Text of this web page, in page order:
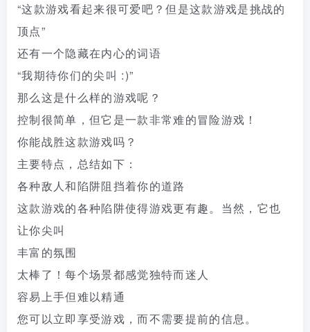
“这款游戏看起来很可爱吧？但是这款游戏是挑战的
顶点”
还有一个隐藏在内心的词语
“我期待你们的尖叫 :)”
那么这是什么样的游戏呢？
控制很简单，但它是一款非常难的冒险游戏！
你能战胜这款游戏吗？
主要特点，总结如下：
各种敌人和陷阱阻挡着你的道路
这款游戏的各种陷阱使得游戏更有趣。当然，它也
让你尖叫
丰富的氛围
太棒了！每个场景都感觉独特而迷人
容易上手但难以精通
您可以立即享受游戏，而不需要提前的信息。